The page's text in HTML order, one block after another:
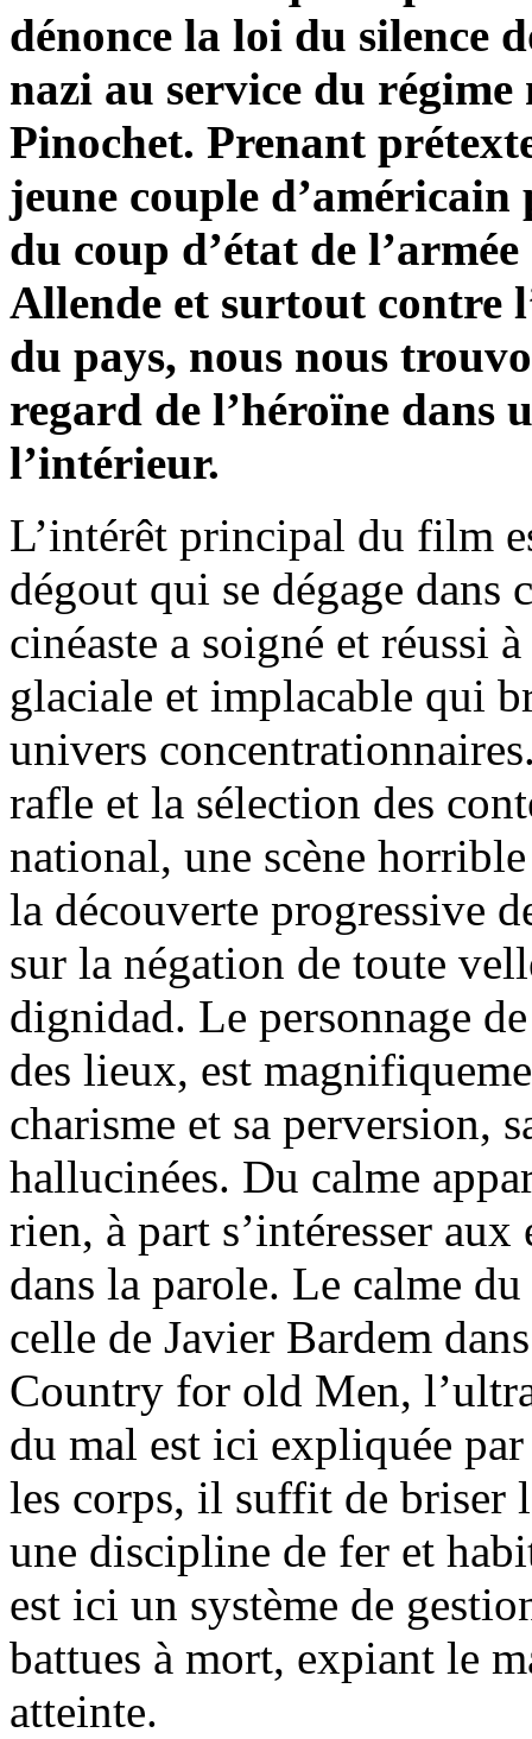
dénonce la loi du silence
nazi au service du
Pinochet. Prenant
jeune couple
du coup d’état de
Allende et surtout contre
du pays, nous nous
regard de l’héroïne dans
l’intérieur.
L’intérêt principal du film
dégout qui se dégage dans
cinéaste a soigné et réussi
glaciale et implacable qui
univers
rafle et la sélection des
national, une scène
la découverte progressive
sur la négation de toute
dignidad. Le personnage
des lieux, est
charisme et sa perversion,
hallucinées. Du calme
rien, à part s’intéresser
dans la parole. Le calme
celle de Javier Bardem
Country for old Men,
du mal est ici expliquée
les corps, il suffit de briser
une discipline de fer et
est ici un système de
battues à mort, expiant le
atteinte.